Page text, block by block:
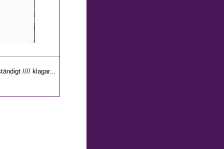
//// klagar...